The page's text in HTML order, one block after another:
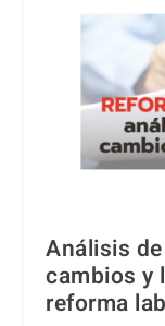
Análisis
cambios y
reforma